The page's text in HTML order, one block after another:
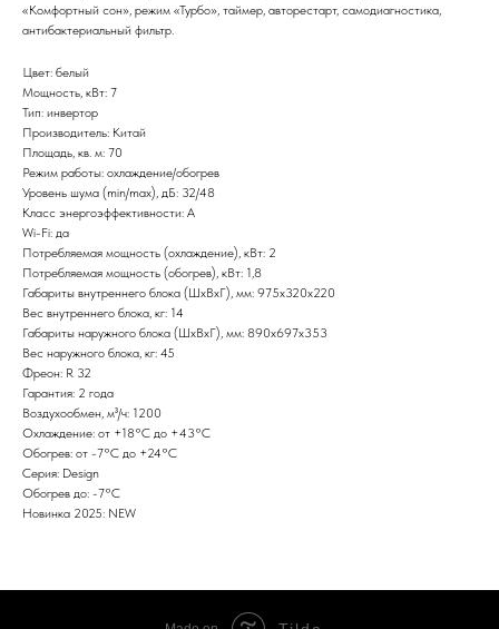
«Комфортный сон», режим «Турбо», таймер, авторестарт, самодиагностика,
антибактериальный фильтр.
Цвет: белый
Мощность, кВт: 7
Тип: инвертор
Производитель: Китай
Площадь, кв. м: 70
Режим работы: охлаждение/обогрев
Уровень шума (min/max), дБ: 32/48
Класс энергоэффективности: A
Wi-Fi: да
Потребляемая мощность (охлаждение), кВт: 2
Потребляемая мощность (обогрев), кВт: 1,8
Габариты внутреннего блока (ШxВxГ), мм: 975x320x220
Вес внутреннего блока, кг: 14
Габариты наружного блока (ШxВxГ), мм: 890x697x353
Вес наружного блока, кг: 45
Фреон: R 32
Гарантия: 2 года
Воздухообмен, м³/ч: 1200
Охлаждение: от +18°С до +43°С
Обогрев: от -7°С до +24°С
Серия: Design
Обогрев до: -7°С
Новинка 2025: NEW